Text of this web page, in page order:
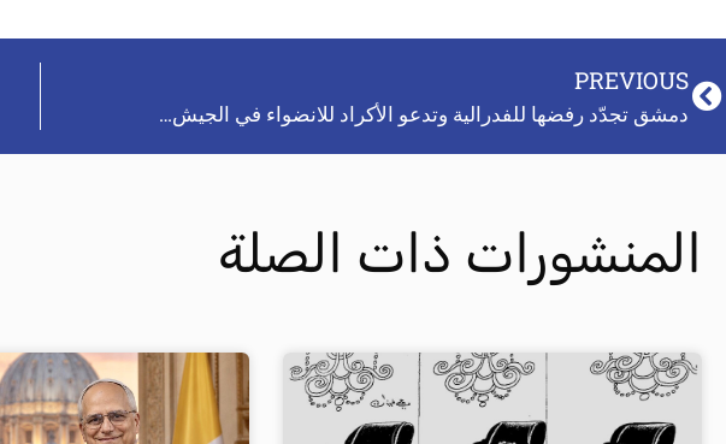
PREVIOUS
دمشق تجدّد رفضها للفدرالية وتدعو الأكراد للانضواء في الجيش…
المنشورات ذات الصلة